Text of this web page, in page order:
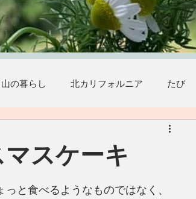
山の暮らし 北カリフォルニア たび
スケーキ
と食べるようなものではなく、